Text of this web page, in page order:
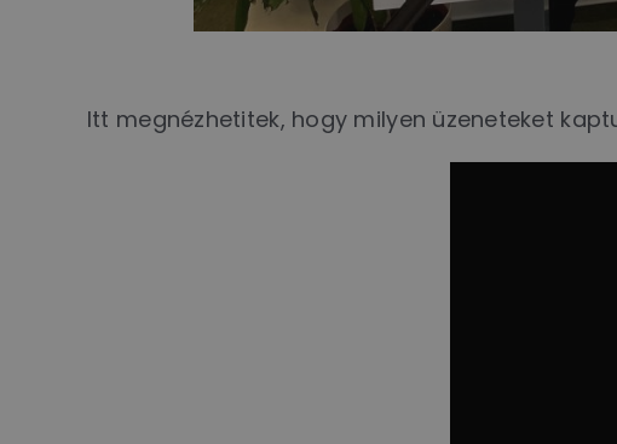
Itt megnézhetitek, hogy milyen üzeneteket